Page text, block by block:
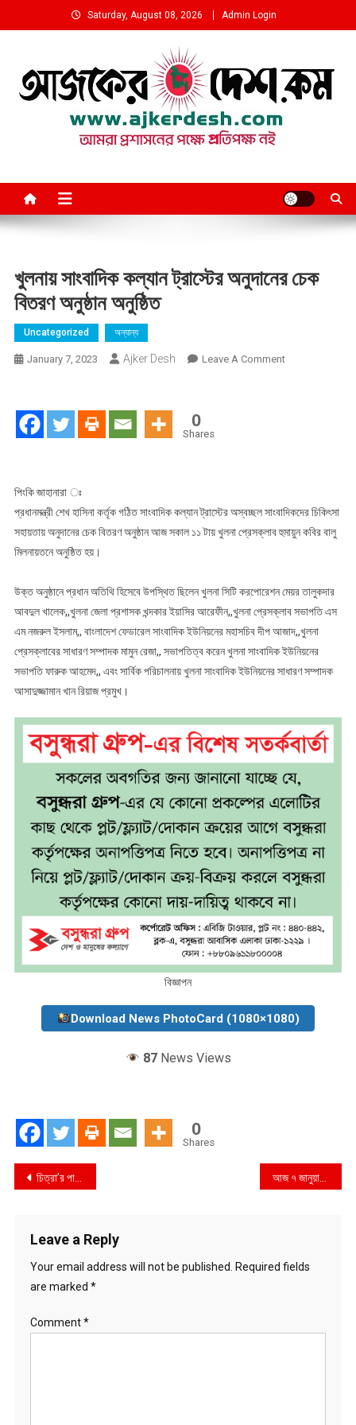
to
Saturday, August 08, 2026 Admin Login
খুলনায় সাংবাদিক কল্যান ট্রাস্টের অনুদানের চেক
বিতরণ অনুষ্ঠান অনুষ্ঠিত
Uncategorized অন্যান্য
January 7, 2023 Ajker Desh Leave A CommentOn
অনুষ্ঠান
0
Shares
পিংকি জাহানারা ঃ
প্রধানমন্ত্রী শেখ হাসিনা কর্তৃক গঠিত সাংবাদিক কল্যান ট্রাস্টের অস্বচ্ছল সাংবাদিকদের চিকিৎসা
সহায়তায় অনুদানের চেক বিতরণ অনুষ্ঠান আজ সকাল ১১ টায় খুলনা প্রেসক্লাব হুমায়ুন কবির বালু
মিলনায়তনে অনুষ্ঠিত হয়।
উক্ত অনুষ্ঠানে প্রধান অতিথি হিসেবে উপস্থিত ছিলেন খুলনা সিটি করপোরেশন মেয়র তালুকদার
আবদুল খালেক,,খুলনা জেলা প্রশাসক খন্দকার ইয়াসির আরেফীন,,খুলনা প্রেসক্লাব সভাপতি এস
এম নজরুল ইসলাম,, বাংলাদেশ ফেডারেল সাংবাদিক ইউনিয়নের মহাসচিব দীপ আজাদ,,খুলনা
প্রেসক্লাবের সাধারণ সম্পাদক মামুন রেজা,, সভাপতিত্ব করেন খুলনা সাংবাদিক ইউনিয়নের
সভাপতি ফারুক আহমেদ,, এবং সার্বিক পরিচালনায় খুলনা সাংবাদিক ইউনিয়নের সাধারণ সম্পাদক
আসাদুজ্জামান খান রিয়াজ প্রমুখ।
বিজ্ঞাপন
Download News PhotoCard (1080×1080)
87News Views
0
Shares
Post
চিত্রা’র পাড়ের চিত্র জাদুকর এসএম সুলতান,আজ থেকে নড়াইলে ১৪ দিনব্যাপী ‘সুলতান মেলা’ আজ ৭ জানুয়ারি,ফেলানী হত্যার এক যুগ
Leave a Reply
Your email address will not be published. Required fields
are marked *
Comment*